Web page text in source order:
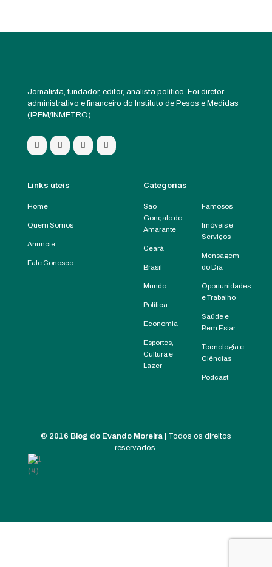
Jornalista, fundador, editor, analista político. Foi diretor
administrativo e financeiro do Instituto de Pesos e Medidas
(IPEM/INMETRO)
Links úteis
Home
Quem Somos
Anuncie
Fale Conosco
Categorias
São
Gonçalo do
Amarante
Ceará
Brasil
Mundo
Política
Economia
Esportes,
Cultura e
Lazer
Famosos
Imóveis e
Serviços
Mensagem
do Dia
Oportunidades
e Trabalho
Saúde e
Bem Estar
Tecnologia e
Ciências
Podcast
© 2016 Blog do Evando Moreira | Todos os direitos
reservados.